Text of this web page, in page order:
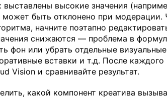
выставлены высокие значения
быть отклонено при модерации.
начните поэтапно
снижаются — проблема в
фон или убрать отдельные
вставки и т.д. После каждого
Vision и сравнивайте результат.
какой компонент креатива